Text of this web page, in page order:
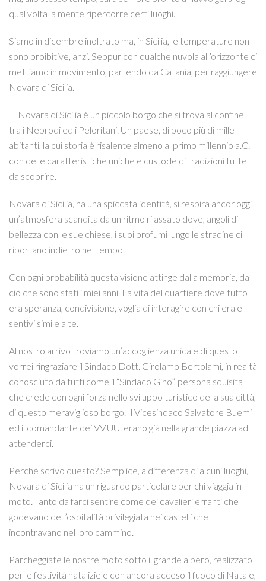
qual volta la mente ripercorre certi luoghi.
Siamo in dicembre inoltrato ma, in Sicilia, le temperature non
sono proibitive, anzi. Seppur con qualche nuvola all’orizzonte ci
mettiamo in movimento, partendo da Catania, per raggiungere
Novara di Sicilia.
Novara di Sicilia è un piccolo borgo che si trova al confine
tra i Nebrodi ed i Peloritani. Un paese, di poco più di mille
abitanti, la cui storia è risalente almeno al primo millennio a.C.
con delle caratteristiche uniche e custode di tradizioni tutte
da scoprire.
Novara di Sicilia, ha una spiccata identità, si respira ancor oggi
un’atmosfera scandita da un ritmo rilassato dove, angoli di
bellezza con le sue chiese, i suoi profumi lungo le stradine ci
riportano indietro nel tempo.
Con ogni probabilità questa visione attinge dalla memoria, da
ciò che sono stati i miei anni. La vita del quartiere dove tutto
era speranza, condivisione, voglia di interagire con chi era e
sentivi simile a te.
Al nostro arrivo troviamo un’accoglienza unica e di questo
vorrei ringraziare il Sindaco Dott. Girolamo Bertolami, in realtà
conosciuto da tutti come il “Sindaco Gino”, persona squisita
che crede con ogni forza nello sviluppo turistico della sua città,
di questo meraviglioso borgo. Il Vicesindaco Salvatore Buemi
ed il comandante dei VV.UU. erano già nella grande piazza ad
attenderci.
Perché scrivo questo? Semplice, a differenza di alcuni luoghi,
Novara di Sicilia ha un riguardo particolare per chi viaggia in
moto. Tanto da farci sentire come dei cavalieri erranti che
godevano dell’ospitalità privilegiata nei castelli che
incontravano nel loro cammino.
Parcheggiate le nostre moto sotto il grande albero, realizzato
per le festività natalizie e con ancora acceso il fuoco di Natale,